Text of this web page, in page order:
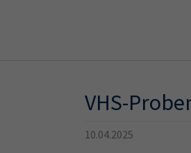
VHS-
10.04.2025